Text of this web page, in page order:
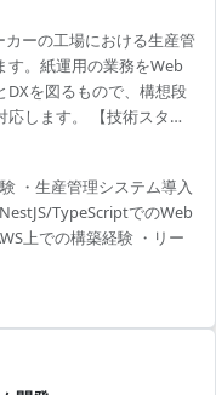
ーの工場における生産管
す。紙運用の業務をWeb
DXを図るもので、構想段
します。 【技術スタッ
・インフラ：AWS
・生産管理システム導入
TypeScriptでのWeb
上での構築経験 ・リー